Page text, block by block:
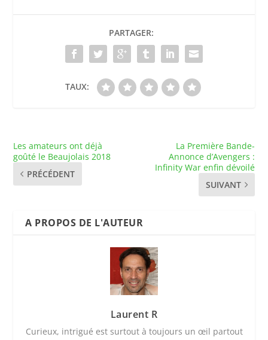
PARTAGER:
TAUX:
Les amateurs ont déjà
goûté le Beaujolais 2018
PRÉCÉDENT
La Première Bande-
Annonce d’Avengers :
Infinity War enfin dévoilé
SUIVANT
A PROPOS DE L'AUTEUR
Laurent R
Curieux, intrigué est surtout à toujours un œil partout